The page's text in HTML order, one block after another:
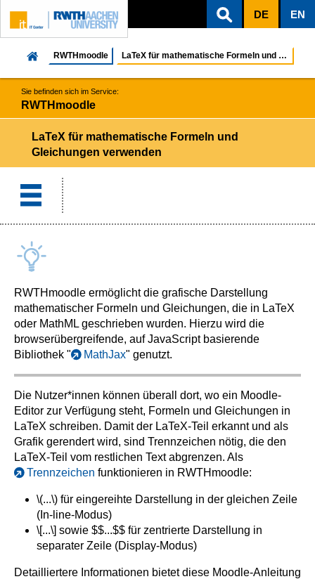
ZUM INHALTSBEREICH
ZUR HAUPTNAVIGATION
ZUR SUCHE
DE EN
RWTHmoodle LaTeX für mathematische Formeln und Gleichungen ve...
Sie befinden sich im Service:
RWTHmoodle
LaTeX für mathematische Formeln und
Gleichungen verwenden
RWTHmoodle ermöglicht die grafische Darstellung
mathematischer Formeln und Gleichungen, die in LaTeX
oder MathML geschrieben wurden. Hierzu wird die
browserübergreifende, auf JavaScript basierende
Bibliothek "
MathJax" genutzt.
Die Nutzer*innen können überall dort, wo ein Moodle-
Editor zur Verfügung steht, Formeln und Gleichungen in
LaTeX schreiben. Damit der LaTeX-Teil erkannt und als
Grafik gerendert wird, sind Trennzeichen nötig, die den
LaTeX-Teil vom restlichen Text abgrenzen. Als
Trennzeichen funktionieren in RWTHmoodle:
\(...\) für eingereihte Darstellung in der gleichen Zeile
(In-line-Modus)
\[...\] sowie $$...$$ für zentrierte Darstellung in
separater Zeile (Display-Modus)
Detailliertere Informationen bietet diese Moodle-Anleitung